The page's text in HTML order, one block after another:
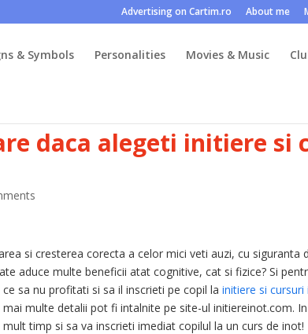
Advertising on Cartim.ro About me
& Symbols Personalities Movies & Music
daca alegeti initiere si
si cresterea corecta a celor mici veti auzi, cu siguranta
aduce multe beneficii atat cognitive, cat si fizice? Si
sa nu profitati si sa il inscrieti pe copil lainitiere si
multe detalii pot fi intalnite pe site-ul initiereinot.com.
timp si sa va inscrieti imediat copilul la un curs de inot!